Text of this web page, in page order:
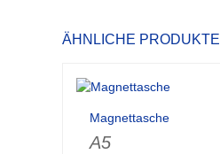
ÄHNLICHE PRODUKTE
Magnettasche
A5